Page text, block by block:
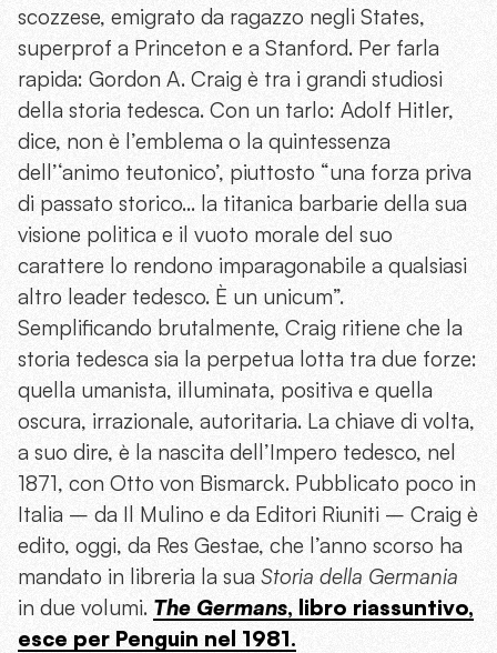
scozzese, emigrato da ragazzo negli States,
superprof a Princeton e a Stanford. Per farla
rapida: Gordon A. Craig è tra i grandi studiosi
della storia tedesca. Con un tarlo: Adolf Hitler,
dice, non è l’emblema o la quintessenza
dell’‘animo teutonico’, piuttosto “una forza priva
di passato storico… la titanica barbarie della sua
visione politica e il vuoto morale del suo
carattere lo rendono imparagonabile a qualsiasi
altro leader tedesco. È un unicum”.
Semplificando brutalmente, Craig ritiene che la
storia tedesca sia la perpetua lotta tra due forze:
quella umanista, illuminata, positiva e quella
oscura, irrazionale, autoritaria. La chiave di volta,
a suo dire, è la nascita dell’Impero tedesco, nel
1871, con Otto von Bismarck. Pubblicato poco in
Italia – da Il Mulino e da Editori Riuniti – Craig è
edito, oggi, da Res Gestae, che l’anno scorso ha
mandato in libreria la sua Storia della Germania
in due volumi. The Germans, libro riassuntivo,
esce per Penguin nel 1981.